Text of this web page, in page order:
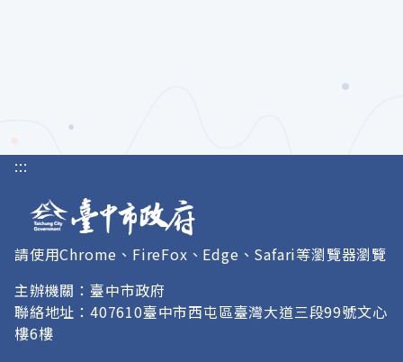
:::
請使用Chrome、FireFox、Edge、Safari等瀏覽器瀏覽
主辦機關：臺中市政府
聯絡地址：407610臺中市西屯區臺灣大道三段99號文心
樓6樓